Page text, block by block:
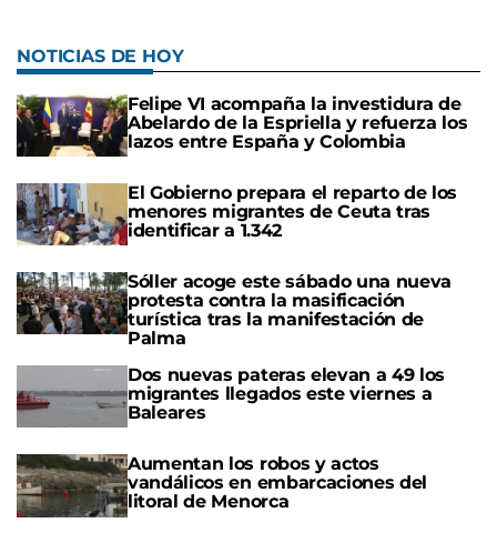
NOTICIAS DE HOY
Felipe VI acompaña la investidura de
Abelardo de la Espriella y refuerza los
lazos entre España y Colombia
El Gobierno prepara el reparto de los
menores migrantes de Ceuta tras
identificar a 1.342
Sóller acoge este sábado una nueva
protesta contra la masificación
turística tras la manifestación de
Palma
Dos nuevas pateras elevan a 49 los
migrantes llegados este viernes a
Baleares
Aumentan los robos y actos
vandálicos en embarcaciones del
litoral de Menorca